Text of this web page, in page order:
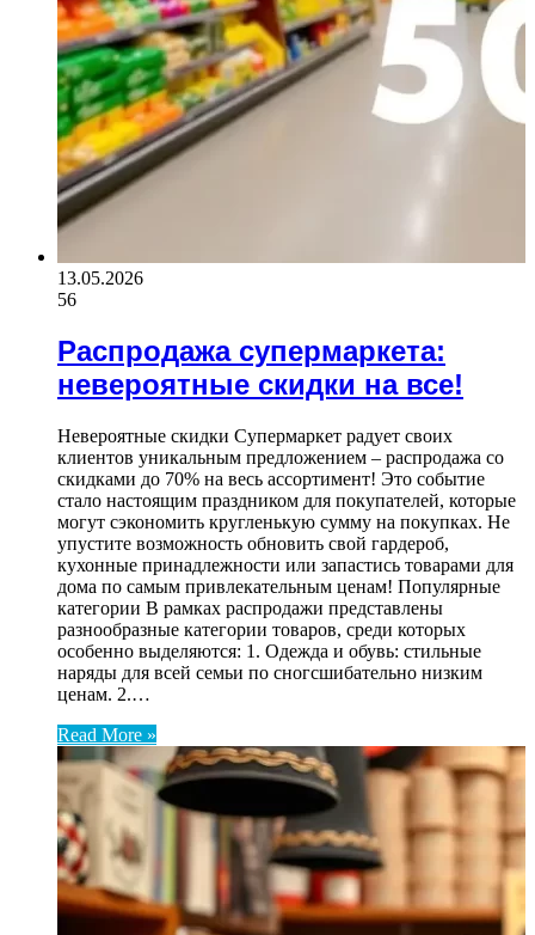
13.05.2026
56
Распродажа супермаркета:
невероятные скидки на все!
Невероятные скидки Супермаркет радует своих
клиентов уникальным предложением – распродажа со
скидками до 70% на весь ассортимент! Это событие
стало настоящим праздником для покупателей, которые
могут сэкономить кругленькую сумму на покупках. Не
упустите возможность обновить свой гардероб,
кухонные принадлежности или запастись товарами для
дома по самым привлекательным ценам! Популярные
категории В рамках распродажи представлены
разнообразные категории товаров, среди которых
особенно выделяются: 1. Одежда и обувь: стильные
наряды для всей семьи по сногсшибательно низким
ценам. 2.…
Read More »